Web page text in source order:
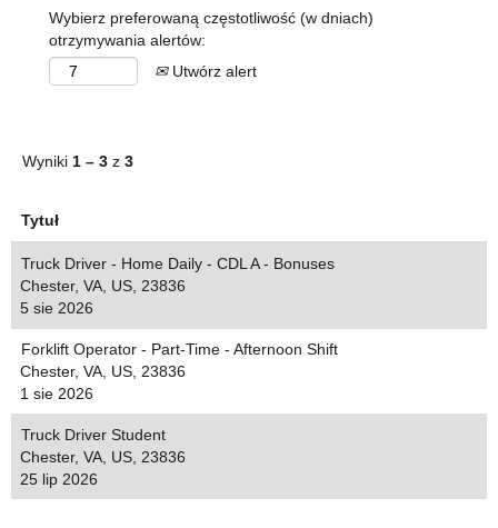
Wybierz preferowaną częstotliwość (w dniach)
otrzymywania alertów:
Utwórz alert
Wyniki 1 – 3 z 3
Tytuł
Truck Driver - Home Daily - CDL A - Bonuses
Chester, VA, US, 23836
5 sie 2026
Forklift Operator - Part-Time - Afternoon Shift
Chester, VA, US, 23836
1 sie 2026
Truck Driver Student
Chester, VA, US, 23836
25 lip 2026